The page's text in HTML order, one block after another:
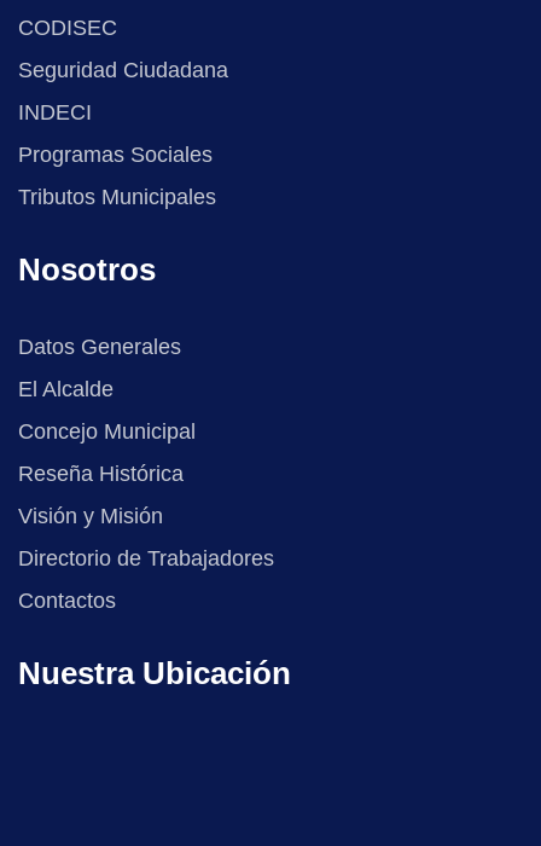
CODISEC
Seguridad Ciudadana
INDECI
Programas Sociales
Tributos Municipales
Nosotros
Datos Generales
El Alcalde
Concejo Municipal
Reseña Histórica
Visión y Misión
Directorio de Trabajadores
Contactos
Nuestra Ubicación